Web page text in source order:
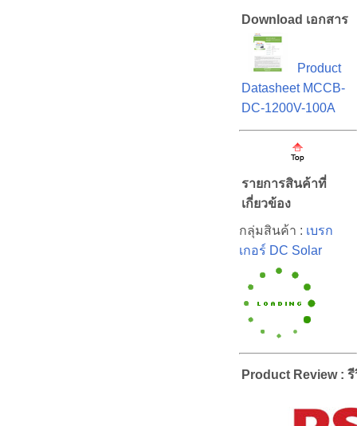
Download เอกสาร
Product
Datasheet MCCB-
DC-1200V-100A
รายการสินค้าที่
เกี่ยวข้อง
กลุ่มสินค้า : เบรก
เกอร์ DC Solar
Product Review :